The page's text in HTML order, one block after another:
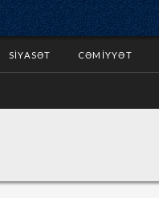
SIYASƏT CƏMIYYƏT